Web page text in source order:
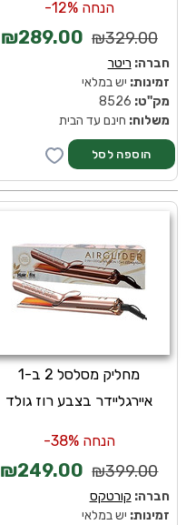
הנחה 12%-
₪329.00
₪289.00
חברה: ריטר
זמינות: יש במלאי
מק''ט:
משלוח: חינם עד הבית
מחליק מסלסל 2 ב-1
איירגליידר בצבע רוז גולד
הנחה 38%-
₪399.00
₪249.00
חברה: קורטקס
זמינות: יש במלאי